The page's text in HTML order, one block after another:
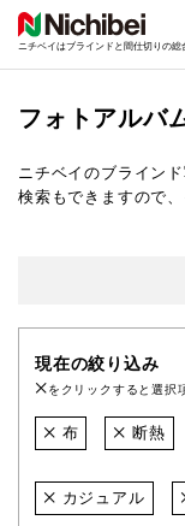
ニチベイはブラインドと間仕切りの総
フォトアルバ
ニチベイのブライン
検索もできますので
現在の絞り込み
をクリックすると選択
布 断熱
カジュアル